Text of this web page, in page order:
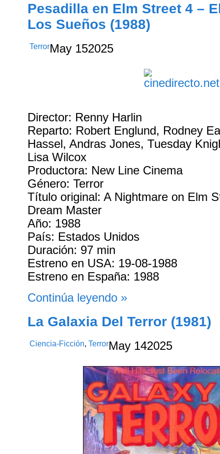
Pesadilla en Elm Street 4 –
Los Sueños (1988)
TerrorMay 152025
Director: Renny Harlin
Reparto: Robert Englund, Rodney
Hassel, Andras Jones, Tuesday
Lisa Wilcox
Productora: New Line Cinema
Género: Terror
Título original: A Nightmare on Elm
Dream Master
Año: 1988
País: Estados Unidos
Duración: 97 min
Estreno en USA: 19-08-1988
Estreno en España: 1988
Continúa leyendo »
La Galaxia Del Terror (1981)
Ciencia-Ficción,Terror May 142025